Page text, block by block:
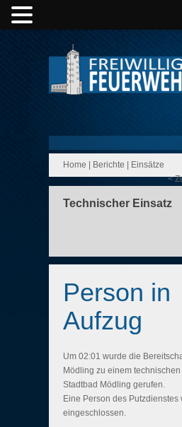
Home Berichte
Einsätze
<
Technischer Einsatz
Person in
Aufzug
Um 02:01 wurde die
Mödling zu einem
Stadtbad Mödling gerufen.
Eine Person des Putzdienstes
eingeschlossen.